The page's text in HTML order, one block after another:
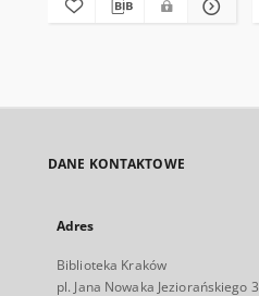
DANE KONTAKTOWE
Adres
Biblioteka Kraków
pl. Jana Nowaka Jeziorańskiego 3